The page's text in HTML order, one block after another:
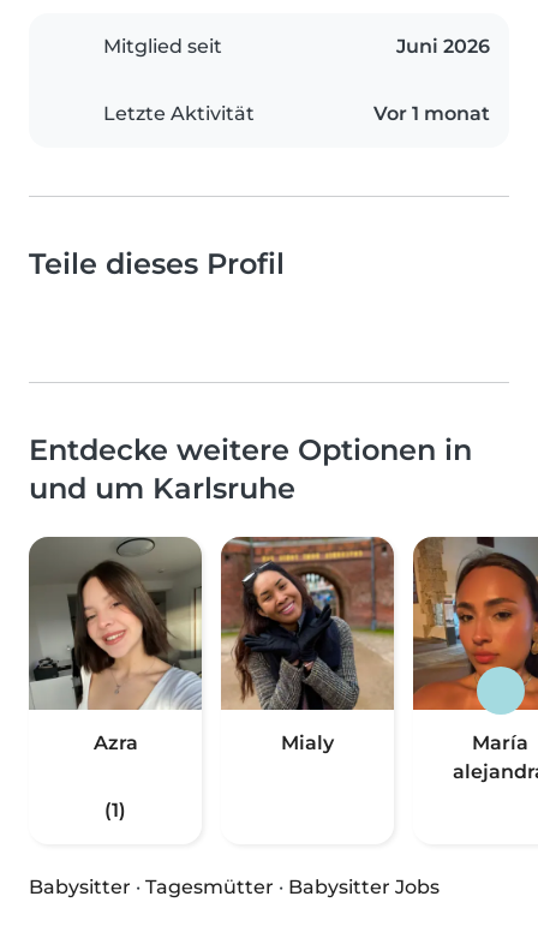
Mitglied seit Juni 2026
Letzte Aktivität Vor 1 monat
Teile dieses Profil
Entdecke weitere Optionen in
und um Karlsruhe
Azra
(1)
Mialy
María
Babysitter · Tagesmütter · Babysitter Jobs